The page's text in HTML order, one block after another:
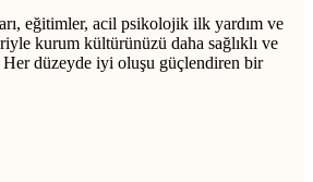
eğitimler, acil psikolojik ilk yardım ve
kurum kültürünüzü daha sağlıklı ve
düzeyde iyi oluşu güçlendiren bir